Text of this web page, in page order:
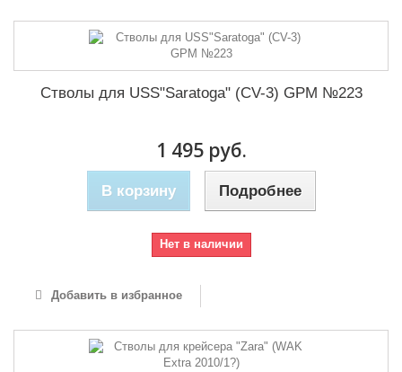
Стволы для USS"Saratoga" (CV-3) GPM №223
1 495 руб.
В корзину Подробнее
Нет в наличии
Добавить в избранное